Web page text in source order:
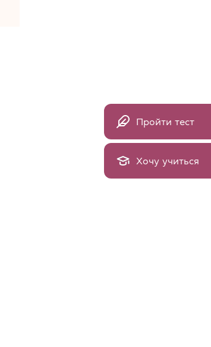
Пройти тест
Хочу учиться